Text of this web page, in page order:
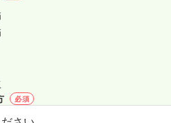
必須